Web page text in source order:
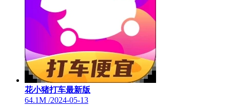
花小猪打车最新版
64.1M /2024-05-13